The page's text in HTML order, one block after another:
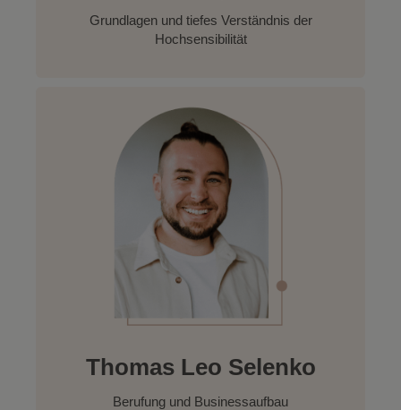
Grundlagen und tiefes Verständnis der
Hochsensibilität
Thomas Leo Selenko
Berufung und Businessaufbau